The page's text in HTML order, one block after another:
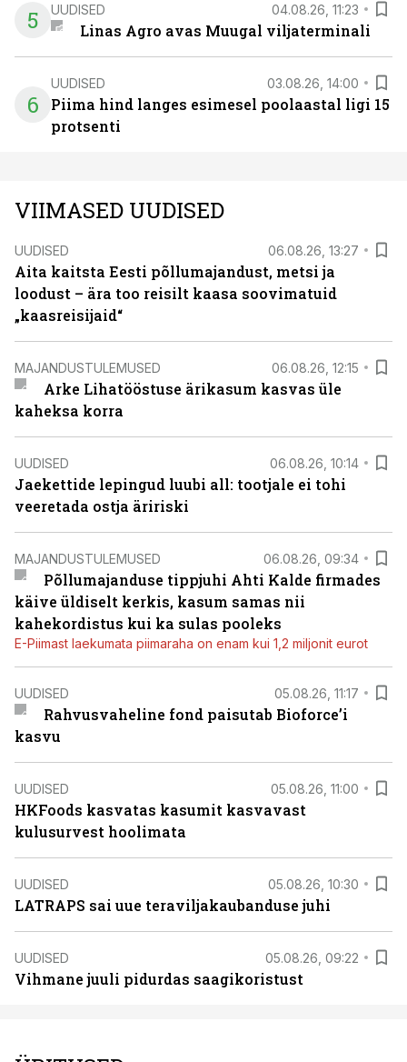
5 UUDISED 04.08.26, 11:23
Linas Agro avas Muugal viljaterminali
6
UUDISED 03.08.26, 14:00
Piima hind langes esimesel poolaastal ligi 15
protsenti
VIIMASED UUDISED
UUDISED 06.08.26, 13:27
Aita kaitsta Eesti põllumajandust, metsi ja
loodust – ära too reisilt kaasa soovimatuid
„kaasreisijaid“
MAJANDUSTULEMUSED 06.08.26, 12:15
Arke Lihatööstuse ärikasum kasvas üle
kaheksa korra
UUDISED 06.08.26, 10:14
Jaekettide lepingud luubi all: tootjale ei tohi
veeretada ostja äririski
MAJANDUSTULEMUSED 06.08.26, 09:34
Põllumajanduse tippjuhi Ahti Kalde firmades
käive üldiselt kerkis, kasum samas nii
kahekordistus kui ka sulas pooleks
E-Piimast laekumata piimaraha on enam kui 1,2 miljonit eurot
UUDISED 05.08.26, 11:17
Rahvusvaheline fond paisutab Bioforce’i
kasvu
UUDISED 05.08.26, 11:00
HKFoods kasvatas kasumit kasvavast
kulusurvest hoolimata
UUDISED 05.08.26, 10:30
LATRAPS sai uue teraviljakaubanduse juhi
UUDISED 05.08.26, 09:22
Vihmane juuli pidurdas saagikoristust